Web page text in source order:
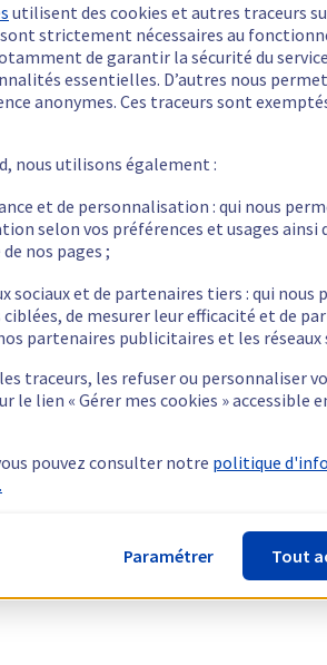
utilisent des cookies et autres traceurs
strictement nécessaires au
de garantir la sécurité du
essentielles. D’autres nous
anonymes. Ces traceurs sont
nous utilisons également :
et de personnalisation : qui nous
selon vos préférences et usages ainsi
nos pages ;
sociaux et de partenaires tiers : qui
de mesurer leur efficacité et de
partenaires publicitaires et les réseaux
traceurs, les refuser ou personnaliser
lien « Gérer mes cookies » accessible
pouvez consulter notre politique
Paramétrer Tout